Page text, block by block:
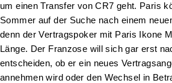
um einen Transfer von CR7 geht. Paris
Sommer auf der Suche nach einem
denn der Vertragspoker mit Paris Ikone
Länge. Der Franzose will sich gar erst
entscheiden, ob er ein neues
annehmen wird oder den Wechsel in